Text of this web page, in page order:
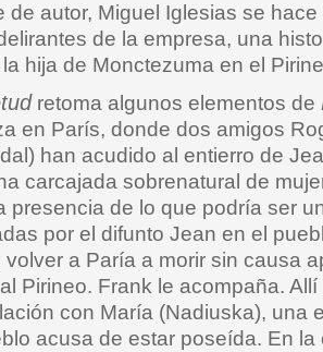
de autor, Miguel Iglesias se
de la empresa, una
hija de Monctezuma en el
retoma algunos elementos de
en París, donde dos amigos
han acudido al entierro de
carcajada sobrenatural de
presencia de lo que podría ser
por el difunto Jean en el
volver a Paría a morir sin causa
Pirineo. Frank le acompaña.
con María (Nadiuska), una
acusa de estar poseída. En